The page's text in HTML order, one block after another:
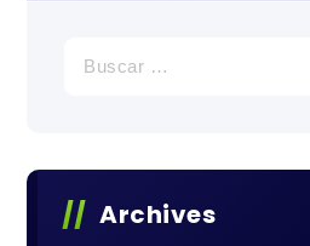
Archives